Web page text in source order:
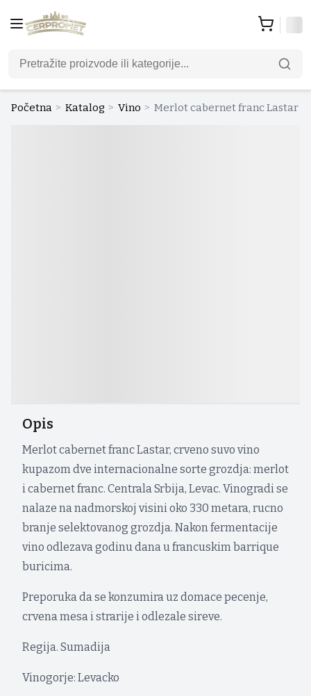
Početna > Katalog > Vino > Merlot cabernet franc Lastar
Opis
Merlot cabernet franc Lastar, crveno suvo vino
kupazom dve internacionalne sorte grozdja: merlot
i cabernet franc. Centrala Srbija, Levac. Vinogradi se
nalaze na nadmorskoj visini oko 330 metara, rucno
branje selektovanog grozdja. Nakon fermentacije
vino odlezava godinu dana u francuskim barrique
buricima.
Preporuka da se konzumira uz domace pecenje,
crvena mesa i strarije i odlezale sireve.
Regija. Sumadija
Vinogorje: Levacko